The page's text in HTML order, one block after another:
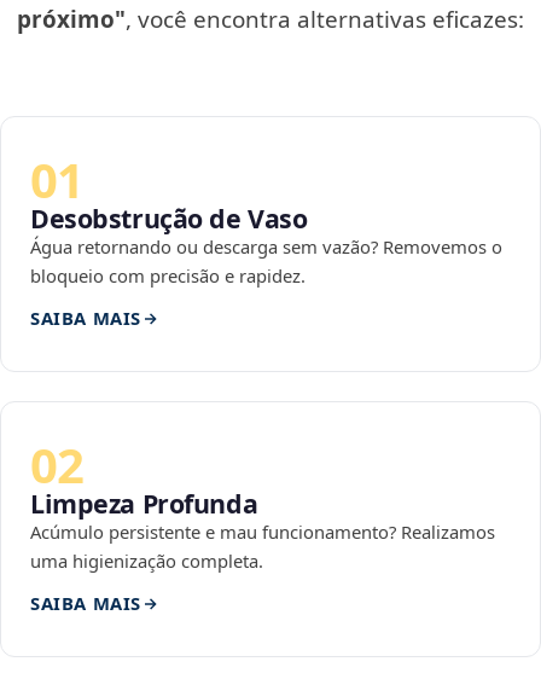
próximo", você encontra alternativas eficazes:
01
Desobstrução de Vaso
Água retornando ou descarga sem vazão? Removemos o
bloqueio com precisão e rapidez.
SAIBA MAIS
02
Limpeza Profunda
Acúmulo persistente e mau funcionamento? Realizamos
uma higienização completa.
SAIBA MAIS